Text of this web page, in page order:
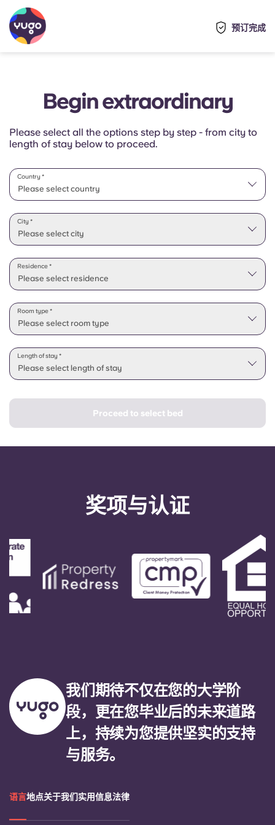
预订完成
Begin extraordinary
Please select all the options step by step - from city to
length of stay below to proceed.
Please select country
Country *
Please select state
Please select city
City *
Please select residence
Residence *
Please select room type
Room type *
Please select length of stay
Length of stay *
Proceed to select bed
奖项与认证
我们期待不仅在您的大学阶
段，更在您毕业后的未来道路
上，持续为您提供坚实的支持
与服务。
语言地点关于我们实用信息法律